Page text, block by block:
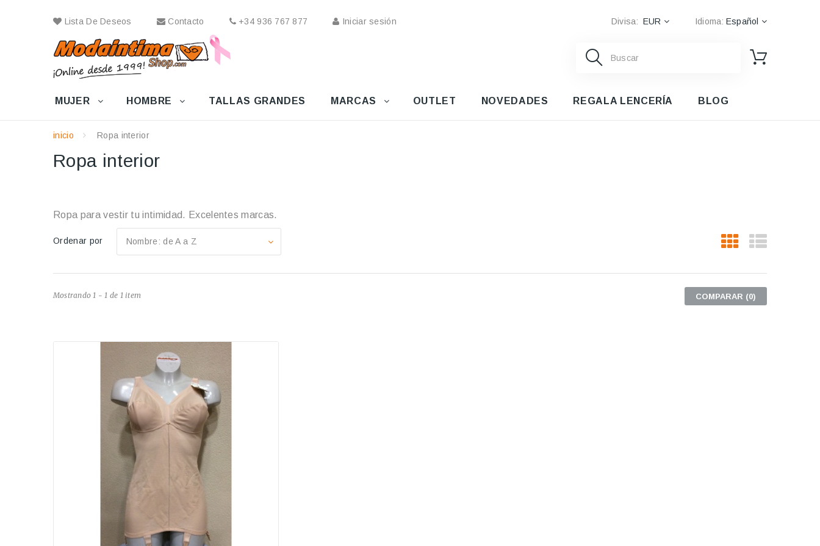
Lista De Deseos Contacto +34 936 767 877 Iniciar sesión Idioma: Español
Divisa: EUR
MUJER HOMBRE TALLAS GRANDES MARCAS OUTLET NOVEDADES REGALA LENCERÍA BLOG
inicio Ropa interior
Ropa interior
Ropa para vestir tu intimidad. Excelentes marcas.
Ordenar por Nombre: de A a Z
Mostrando 1 - 1 de 1 item COMPARAR (0)